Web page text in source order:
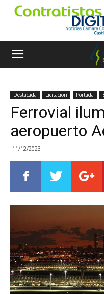
Destacada Licitacion Portada
Ferrovial
aeropuerto
11/12/2023